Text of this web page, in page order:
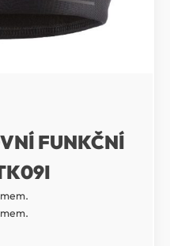
FUNKČNÍ